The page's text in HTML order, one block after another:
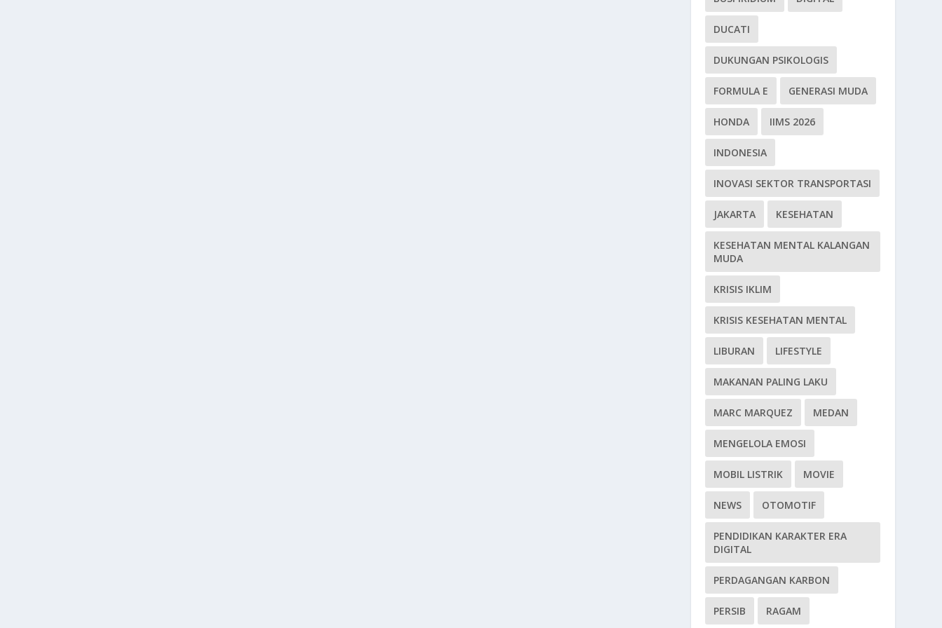
DUCATI
DUKUNGAN PSIKOLOGIS
FORMULA E GENERASI MUDA
HONDA IIMS 2026
INDONESIA
INOVASI SEKTOR TRANSPORTASI
JAKARTA KESEHATAN
KESEHATAN MENTAL KALANGAN
MUDA
KRISIS IKLIM
KRISIS KESEHATAN MENTAL
LIBURAN LIFESTYLE
MAKANAN PALING LAKU
MARC MARQUEZ MEDAN
MENGELOLA EMOSI
MOBIL LISTRIK MOVIE
NEWS OTOMOTIF
PENDIDIKAN KARAKTER ERA
DIGITAL
PERDAGANGAN KARBON
PERSIB RAGAM